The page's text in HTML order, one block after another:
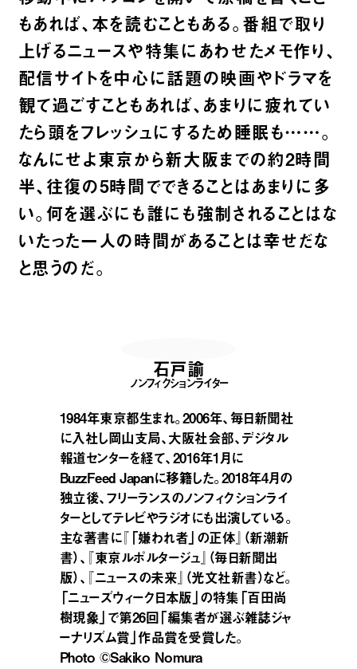
もあれば、本を読むこともある。番組で取り
上げるニュースや特集にあわせたメモ作り、
配信サイトを中心に話題の映画やドラマを
観て過ごすこともあれば、あまりに疲れてい
たら頭をフレッシュにするため睡眠も……。
なんにせよ東京から新大阪までの約2時間
半、往復の5時間でできることはあまりに多
い。何を選ぶにも誰にも強制されることはな
いたった一人の時間があることは幸せだな
と思うのだ。
石戸諭
ノンフィクションライター
1984年東京都生まれ。2006年、毎日新聞社
に入社し岡山支局、大阪社会部、デジタル
報道センターを経て、2016年1月に
BuzzFeed Japanに移籍した。2018年4月の
独立後、フリーランスのノンフィクションライ
ターとしてテレビやラジオにも出演している。
主な著書に『「嫌われ者」の正体』（新潮新
書）、『東京ルポルタージュ』（毎日新聞出
版）、『ニュースの未来』（光文社新書）など。
「ニューズウィーク日本版」の特集「百田尚
樹現象」で第26回「編集者が選ぶ雑誌ジャ
ーナリズム賞」作品賞を受賞した。
Photo ©️Sakiko Nomura